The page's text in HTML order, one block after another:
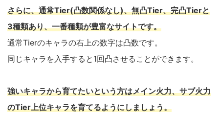
さらに、通常Tier(凸数関係なし)、無凸Tier、完凸Tierと
3種類あり、一番種類が豊富なサイトです。
通常Tierのキャラの右上の数字は凸数です。
同じキャラを入手すると1回凸させることができます。
強いキャラから育てたいという方はメイン火力、サブ火力
のTier上位キャラを育てるようにしましょう。